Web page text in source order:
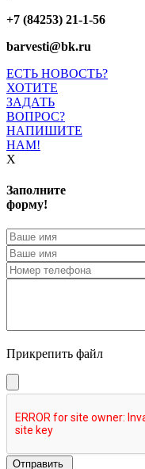
+7 (84253) 21-1-56
barvesti@bk.ru
ЕСТЬ НОВОСТЬ?
ХОТИТЕ
ЗАДАТЬ
ВОПРОС?
НАПИШИТЕ
НАМ!
X
Заполните
форму!
Прикрепить файл